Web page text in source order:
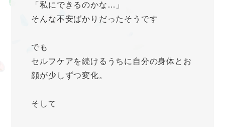
「私にできるのかな…」
そんな不安ばかりだったそうです
でも
セルフケアを続けるうちに自分の身体とお
顔が少しずつ変化。
そして